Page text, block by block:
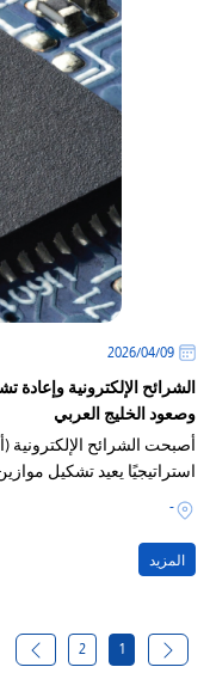
09‏/04‏/2026
الشرائح الإلكترونية
وصعود الخليج العربي
أصبحت الشرائح
استراتيجيًا يعيد تشكيل
-
المزيد
1
2